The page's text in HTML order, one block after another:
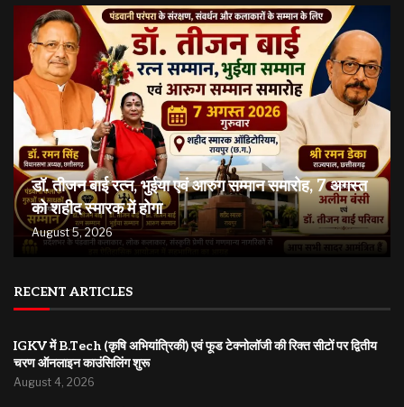
डॉ. तीजन बाई रत्न, भुईया एवं आरुग सम्मान समारोह, 7 अगस्त
को शहीद स्मारक में होगा
August 5, 2026
RECENT ARTICLES
IGKV में B.Tech (कृषि अभियांत्रिकी) एवं फूड टेक्नोलॉजी की रिक्त सीटों पर द्वितीय
चरण ऑनलाइन काउंसिलिंग शुरू
August 4, 2026